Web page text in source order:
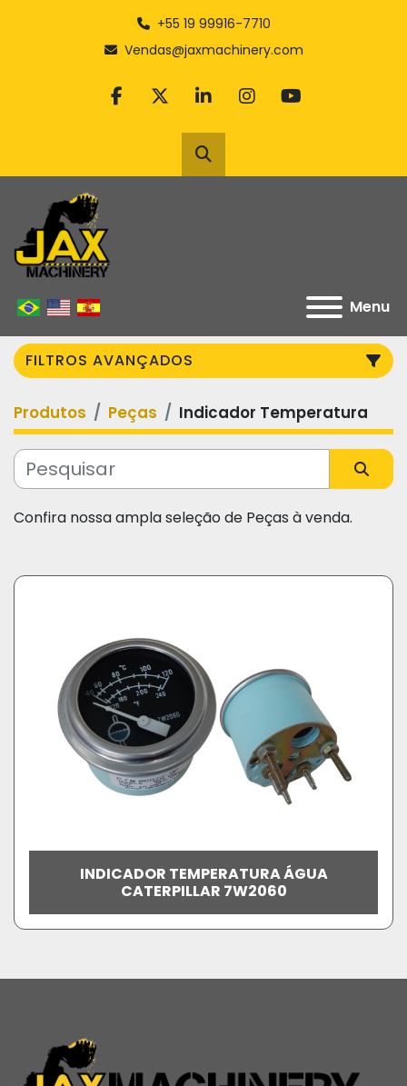
+55 19 99916-7710
Vendas@jaxmachinery.com
facebook
twitterlinkedininstagram
youtube
Pesquisar
Menu
FILTROS AVANÇADOS
Categoria
Fabricante
Produtos Peças Indicador Temperatura
Confira nossa ampla seleção de Peças à venda.
INDICADOR TEMPERATURA ÁGUA
CATERPILLAR 7W2060